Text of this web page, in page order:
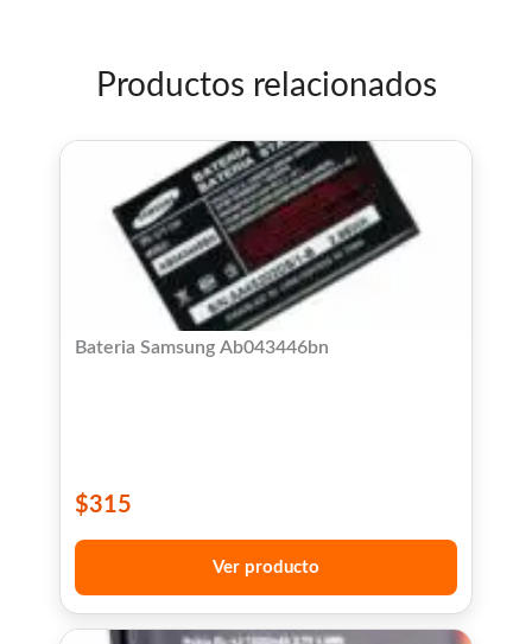
Productos relacionados
Bateria Samsung Ab043446bn
$315
Ver producto